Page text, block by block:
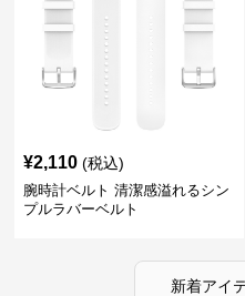
¥2,110 (税込)
腕時計ベルト 清潔感溢れるシン
プルラバーベルト
新着アイ